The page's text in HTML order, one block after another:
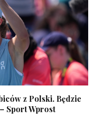
z Polski. Będzie
Sport Wprost